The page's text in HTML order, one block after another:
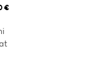
€